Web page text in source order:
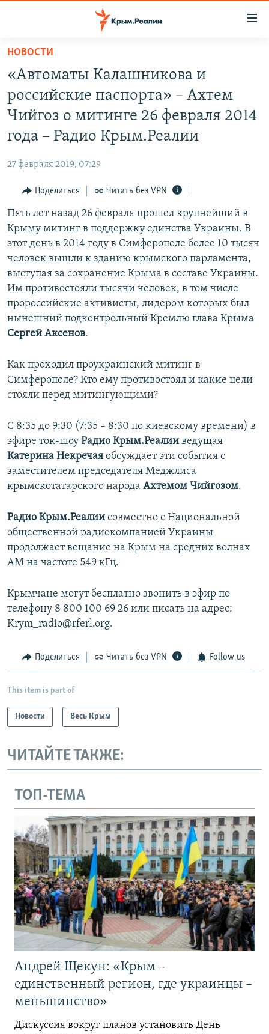
Вернуться
основному
содержанию
Вернутся
главной
Вернутся
поиску
ГРУЗ 200
КАРТА ВОЕННЫХ ОБЪЕКТОВ КРЫМА
ВОДА
ИСТОРИЯ
ИНТЕРАКТИВ
ИНФОГРАФИКА
ТЕЛЕПРОЕКТ КРЫМ.РЕАЛИИ
СОВЕТЫ ПРАВОЗАЩИТНИКОВ
ПРОПАВШИЕ БЕЗ ВЕСТИ
ПОБЕДИТЕЛЕЙ НЕ СУДЯТ?
КРЫМ.НЕПОКОРЕННЫЙ
ELIFBE
РАДІО СВОБОДА
КАК ОБОЙТИ БЛОКИРОВКУ
Українською
Qırımtatar
ПРИСОЕДИНЯЙТЕСЬ!
Все сайты RFE/RL
НОВОСТИ
«Автоматы Калашникова и
российские паспорта» – Ахтем
Чийгоз о митинге 26 февраля 2014
года – Радио Крым.Реалии
27 февраля 2019, 07:29
Поделиться Читать без VPN
Пять лет назад 26 февраля прошел крупнейший в
Крыму митинг в поддержку единства Украины. В
этот день в 2014 году в Симферополе более 10 тысяч
человек вышли к зданию крымского парламента,
выступая за сохранение Крыма в составе Украины.
Им противостояли тысячи человек, в том числе
пророссийские активисты, лидером которых был
нынешний подконтрольный Кремлю глава Крыма
Сергей Аксенов.
Как проходил проукраинский митинг в
Симферополе? Кто ему противостоял и какие цели
стояли перед митингующими?
С 8:35 до 9:30 (7:35 – 8:30 по киевскому времени) в
эфире ток-шоу Радио Крым.Реалии ведущая
Катерина Некречая обсуждает эти события с
заместителем председателя Меджлиса
крымскотатарского народа Ахтемом Чийгозом.
Радио Крым.Реалии совместно с Национальной
общественной радиокомпанией Украины
продолжает вещание на Крым на средних волнах
АМ на частоте 549 кГц.
Крымчане могут бесплатно звонить в эфир по
телефону 8 800 100 69 26 или писать на адрес:
Krym_radio@rferl.org.
Поделиться Читать без VPN Follow us
This item is part of
Новости Весь Крым
ЧИТАЙТЕ ТАКЖЕ:
ТОП-ТЕМА
Андрей Щекун: «Крым –
единственный регион, где украинцы –
меньшинство»
Дискуссия вокруг планов установить День